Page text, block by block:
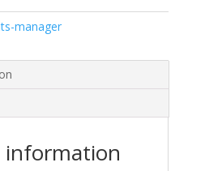
manager
information